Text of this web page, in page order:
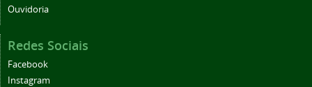
Ouvidoria
Redes Sociais
Facebook
Instagram